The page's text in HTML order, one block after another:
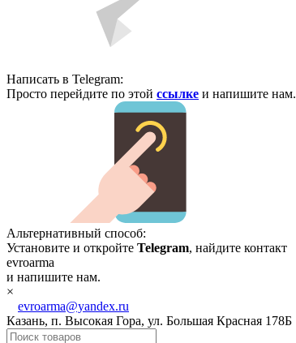
Написать в Telegram:
Просто перейдите по этой ссылке и напишите нам.
Альтернативный способ:
Установите и откройте Telegram, найдите контакт
evroarma
и напишите нам.
×
evroarma@yandex.ru
Казань, п. Высокая Гора, ул. Большая Красная 178Б